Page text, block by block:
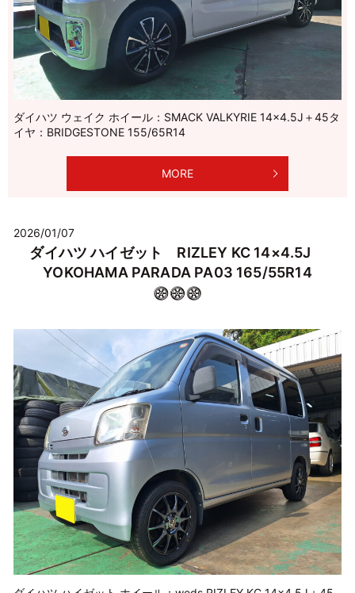
ダイハツ ウェイク ホイール：SMACK VALKYRIE 14×4.5J＋45タ
イヤ：BRIDGESTONE 155/65R14
MORE
2026/01/07
ダイハツ ハイゼット RIZLEY KC 14×4.5J
YOKOHAMA PARADA PA03 165/55R14